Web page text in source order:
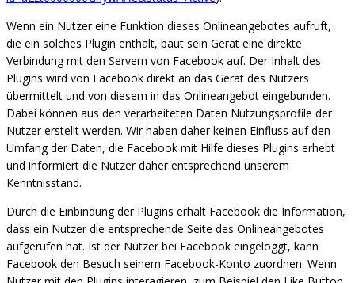
Wenn ein Nutzer eine Funktion dieses Onlineangebotes aufruft,
die ein solches Plugin enthält, baut sein Gerät eine direkte
Verbindung mit den Servern von Facebook auf. Der Inhalt des
Plugins wird von Facebook direkt an das Gerät des Nutzers
übermittelt und von diesem in das Onlineangebot eingebunden.
Dabei können aus den verarbeiteten Daten Nutzungsprofile der
Nutzer erstellt werden. Wir haben daher keinen Einfluss auf den
Umfang der Daten, die Facebook mit Hilfe dieses Plugins erhebt
und informiert die Nutzer daher entsprechend unserem
Kenntnisstand.
Durch die Einbindung der Plugins erhält Facebook die Information,
dass ein Nutzer die entsprechende Seite des Onlineangebotes
aufgerufen hat. Ist der Nutzer bei Facebook eingeloggt, kann
Facebook den Besuch seinem Facebook-Konto zuordnen. Wenn